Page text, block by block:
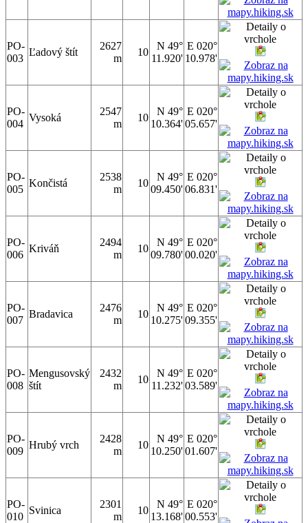
PO-
003
Ľadový štít
2627
m
10
N 49°
11.920'
E 020°
10.978'
PO-
004
Vysoká
2547
m
10
N 49°
10.364'
E 020°
05.657'
PO-
005
Končistá
2538
m
10
N 49°
09.450'
E 020°
06.831'
PO-
006
Kriváň
2494
m
10
N 49°
09.780'
E 020°
00.020'
PO-
007
Bradavica
2476
m
10
N 49°
10.275'
E 020°
09.355'
PO-
008
Mengusovský
štít
2432
m
10
N 49°
11.232'
E 020°
03.589'
PO-
009
Hrubý vrch
2428
m
10
N 49°
10.250'
E 020°
01.607'
PO-
010
Svinica
2301
m
10
N 49°
13.168'
E 020°
00.553'